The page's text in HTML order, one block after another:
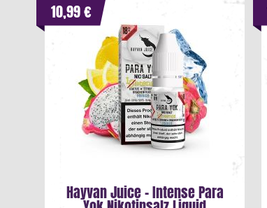
Hayvan Juice - Intense Para
10,99 €